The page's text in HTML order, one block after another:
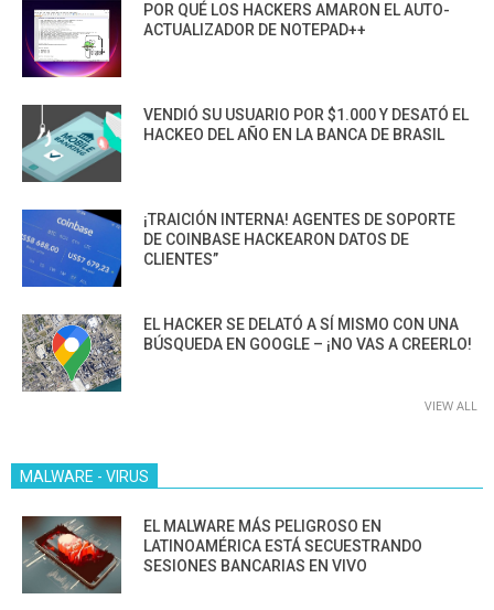
POR QUÉ LOS HACKERS AMARON EL AUTO-
ACTUALIZADOR DE NOTEPAD++
VENDIÓ SU USUARIO POR $1.000 Y DESATÓ EL
HACKEO DEL AÑO EN LA BANCA DE BRASIL
¡TRAICIÓN INTERNA! AGENTES DE SOPORTE
DE COINBASE HACKEARON DATOS DE
CLIENTES”
EL HACKER SE DELATÓ A SÍ MISMO CON UNA
BÚSQUEDA EN GOOGLE – ¡NO VAS A CREERLO!
VIEW ALL
MALWARE - VIRUS
EL MALWARE MÁS PELIGROSO EN
LATINOAMÉRICA ESTÁ SECUESTRANDO
SESIONES BANCARIAS EN VIVO